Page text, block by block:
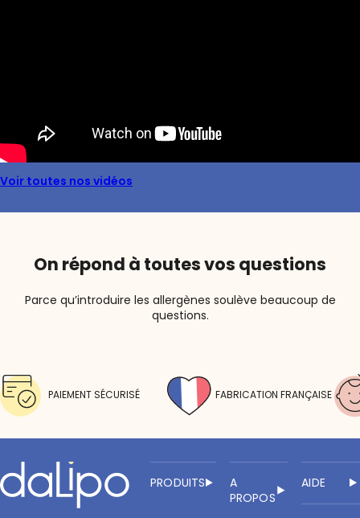
Voir toutes nos vidéos
On répond à toutes vos questions
Parce qu’introduire les allergènes soulève beaucoup de
questions.
PAIEMENT SÉCURISÉ FABRICATION FRANÇAISE
PRODUITS
A
PROPOS
AIDE